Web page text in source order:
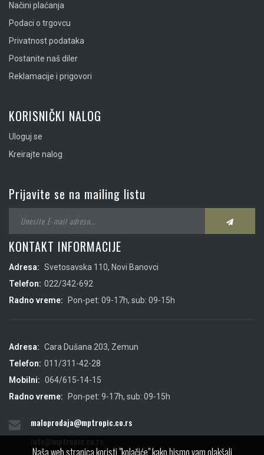
Načini plaćanja
Podaci o trgovcu
Privatnost podataka
Postanite naš diler
Reklamacije i prigovori
KORISNIČKI NALOG
Uloguj se
Kreirajte nalog
Prijavite se na mailing listu
KONTAKT INFORMACIJE
Adresa: Svetosavska 110, Novi Banovci
Telefon: 022/342-692
Radno vreme:
Pon-pet: 09-17h, sub: 09-15h
Adresa: Cara Dušana 203, Zemun
Telefon: 011/311-42-28
Mobilni: 064/615-14-15
Radno vreme:
Pon-pet: 9-17h, sub: 09-15h
maloprodaja@mptropic.co.rs
Naša web stranica koristi "kolačiće" kako bismo vam olakšali